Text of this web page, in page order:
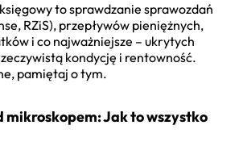
to sprawdzanie sprawozdań
RZiS), przepływów pieniężnych,
i co najważniejsze – ukrytych
kondycję i rentowność.
pamiętaj o tym.
mikroskopem: Jak to wszystko